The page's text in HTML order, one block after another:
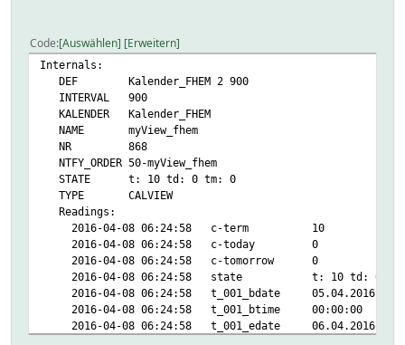
2016-04-08 06:24:53 nextUpdate 2016-04-08
2016-04-08 06:24:54 nextWakeup 2016-04-08
2016-04-08 06:24:53 state triggered
Attributes:
room Kalender
Code Auswählen Erweitern
Internals:
DEF Kalender_FHEM 2 900
INTERVAL 900
KALENDER Kalender_FHEM
NAME myView_fhem
NR 868
NTFY_ORDER 50-myView_fhem
STATE t: 10 td: 0 tm: 0
TYPE CALVIEW
Readings:
2016-04-08 06:24:58 c-term 10
2016-04-08 06:24:58 c-today 0
2016-04-08 06:24:58 c-tomorrow 0
2016-04-08 06:24:58 state t: 10 td: 0
2016-04-08 06:24:58 t_001_bdate 05.04.2016
2016-04-08 06:24:58 t_001_btime 00:00:00
2016-04-08 06:24:58 t_001_edate 06.04.2016